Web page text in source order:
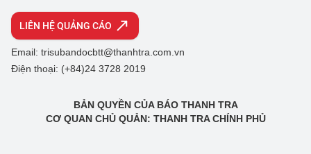
LIÊN HỆ QUẢNG CÁO
Email: trisubandocbtt@thanhtra.com.vn
Điện thoại: (+84)24 3728 2019
BẢN QUYỀN CỦA BÁO THANH TRA
CƠ QUAN CHỦ QUẢN: THANH TRA CHÍNH PHỦ